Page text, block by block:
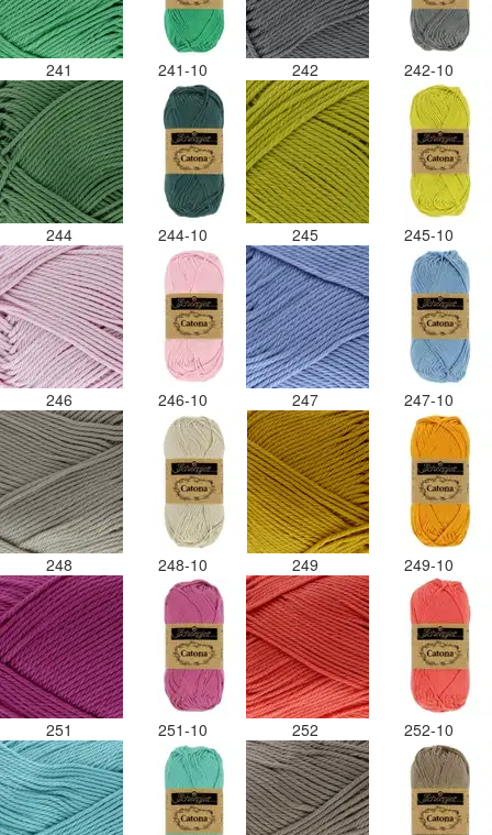
241 241-10 242 242-10
244 244-10 245 245-10
246 246-10 247 247-10
248 248-10 249 249-10
251 251-10 252 252-10